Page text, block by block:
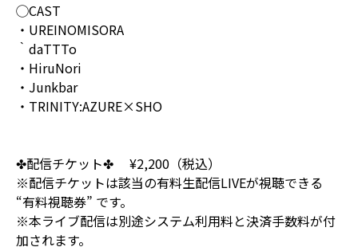
◯CAST
・UREINOMISORA
｀daTTTo
・HiruNori
・Junkbar
・TRINITY:AZURE×SHO
✤配信チケット✤ ¥2,200（税込）
※配信チケットは該当の有料生配信LIVEが視聴できる
“有料視聴券” です。
※本ライブ配信は別途システム利用料と決済手数料が付
加されます。